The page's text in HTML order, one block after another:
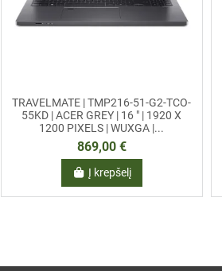
TRAVELMATE | TMP216-51-G2-TCO-
55KD | ACER GREY | 16 " | 1920 X
1200 PIXELS | WUXGA |...
869,00 €
Į krepšelį